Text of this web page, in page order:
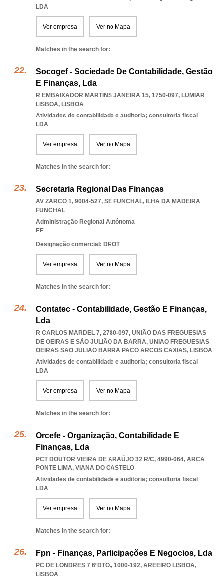
LDA
Ver empresa Ver no Mapa
Matches in the search for:
Socogef - Sociedade De Contabilidade, Gestão
E Finanças, Lda
R EMBAIXADOR MARTINS JANEIRA 15, 1750-097, LUMIAR
LISBOA, LISBOA
Atividades de contabilidade e auditoria; consultoria fiscal
LDA
Ver empresa Ver no Mapa
Matches in the search for:
Secretaria Regional Das Finanças
AV ZARCO 1, 9004-527, SE FUNCHAL, ILHA DA MADEIRA
FUNCHAL
Administração Regional Autónoma
EE
Designação comercial: DROT
Ver empresa Ver no Mapa
Matches in the search for:
Contatec - Contabilidade, Gestão E Finanças,
Lda
R CARLOS MARDEL 7, 2780-097, UNIÃO DAS FREGUESIAS
DE OEIRAS E SÃO JULIÃO DA BARRA, UNIAO FREGUESIAS
OEIRAS SAO JULIAO BARRA PACO ARCOS CAXIAS, LISBOA
Atividades de contabilidade e auditoria; consultoria fiscal
LDA
Ver empresa Ver no Mapa
Matches in the search for:
Orcefe - Organização, Contabilidade E
Finanças, Lda
PCT DOUTOR VIEIRA DE ARAÚJO 32 R/C, 4990-064, ARCA
PONTE LIMA, VIANA DO CASTELO
Atividades de contabilidade e auditoria; consultoria fiscal
LDA
Ver empresa Ver no Mapa
Matches in the search for:
Fpn - Finanças, Participações E Negocios, Lda
PC DE LONDRES 7 6ºDTO., 1000-192, AREEIRO LISBOA,
LISBOA